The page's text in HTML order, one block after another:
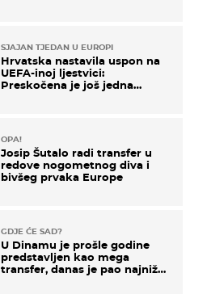
SJAJAN TJEDAN U EUROPI
Hrvatska nastavila uspon na
UEFA-inoj ljestvici:
Preskočena je još jedna
OPA!
Josip Šutalo radi transfer u
redove nogometnog diva i
bivšeg prvaka Europe
GDJE ĆE SAD?
U Dinamu je prošle godine
predstavljen kao mega
transfer, danas je pao najniže